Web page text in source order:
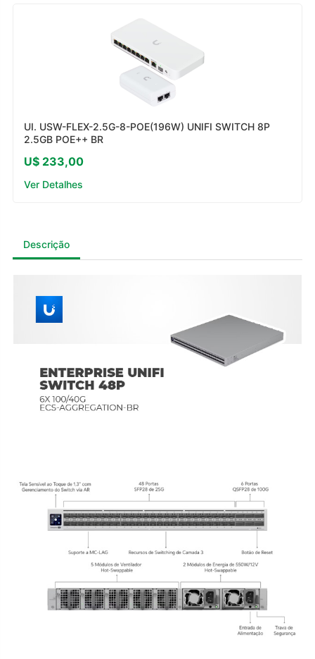
UI. USW-FLEX-2.5G-8-POE(196W) UNIFI SWITCH 8P
2.5GB POE++ BR
U$ 233,00
Ver Detalhes
Descrição